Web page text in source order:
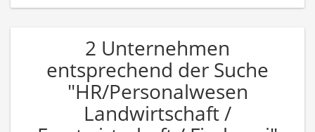
2 Unternehmen
entsprechend der Suche
"HR/Personalwesen
Landwirtschaft /